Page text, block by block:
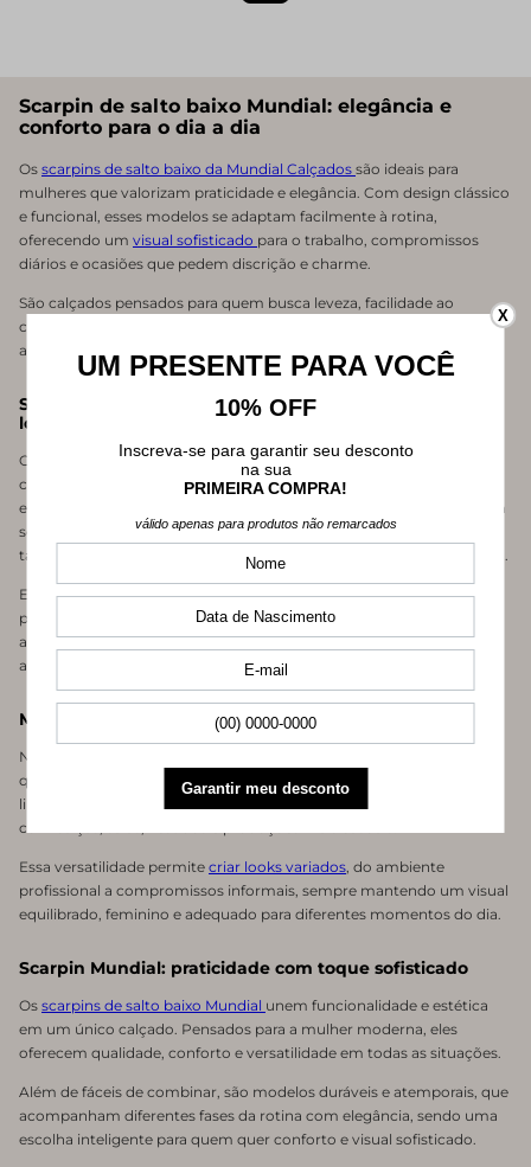
Scarpin de salto baixo Mundial: elegância e
conforto para o dia a dia
Os scarpins de salto baixo da Mundial Calçados são ideais para
mulheres que valorizam praticidade e elegância. Com design clássico
e funcional, esses modelos se adaptam facilmente à rotina,
oferecendo um visual sofisticado para o trabalho, compromissos
diários e ocasiões que pedem discrição e charme.
São calçados pensados para quem busca leveza, facilidade ao
caminhar e um acabamento refinado que mantém o visual sempre
alinhado.
Scarpin de salto baixo que combinam com diferentes
looks
Os scarpins de salto baixo da Mundial Calçadossão fáceis de
combinar e se adaptam a diversas propostas de visual. Eles ficam
elegantes com calças de alfaiataria e camisas para o trabalho, trazem
sofisticação a saias e vestidos em produções mais clássicas e
também funcionam muito bem com jeans e peças leves no dia a dia.
Essa versatilidadefaz doscarpin de salto baixouma escolha prática
para quem deseja montar looks equilibrados, confortáveis e
adequados para diferentes ocasiões, mantendo sempre uma
aparência alinhada e feminina.
Modelos versáteis para diferentes estilos
Nesta categoria, você encontra
que transitam entre o clássico e o contemporâneo. Cores neutras,
linhas elegantes e acabamentos delicados facilitam a combinação
com calças, saias, vestidos e produções mais casuais.
Essa versatilidade permite criar looks variados , do ambiente
profissional a compromissos informais, sempre mantendo um visual
equilibrado, feminino e adequado para diferentes momentos do dia.
Scarpin Mundial: praticidade com toque sofisticado
Os scarpins de salto baixo Mundial unem funcionalidade e estética
em um único calçado. Pensados para a mulher moderna, eles
oferecem qualidade, conforto e versatilidade em todas as situações.
Além de fáceis de combinar, são modelos duráveis e atemporais, que
acompanham diferentes fases da rotina com elegância, sendo uma
escolha inteligente para quem quer conforto e visual sofisticado.
X